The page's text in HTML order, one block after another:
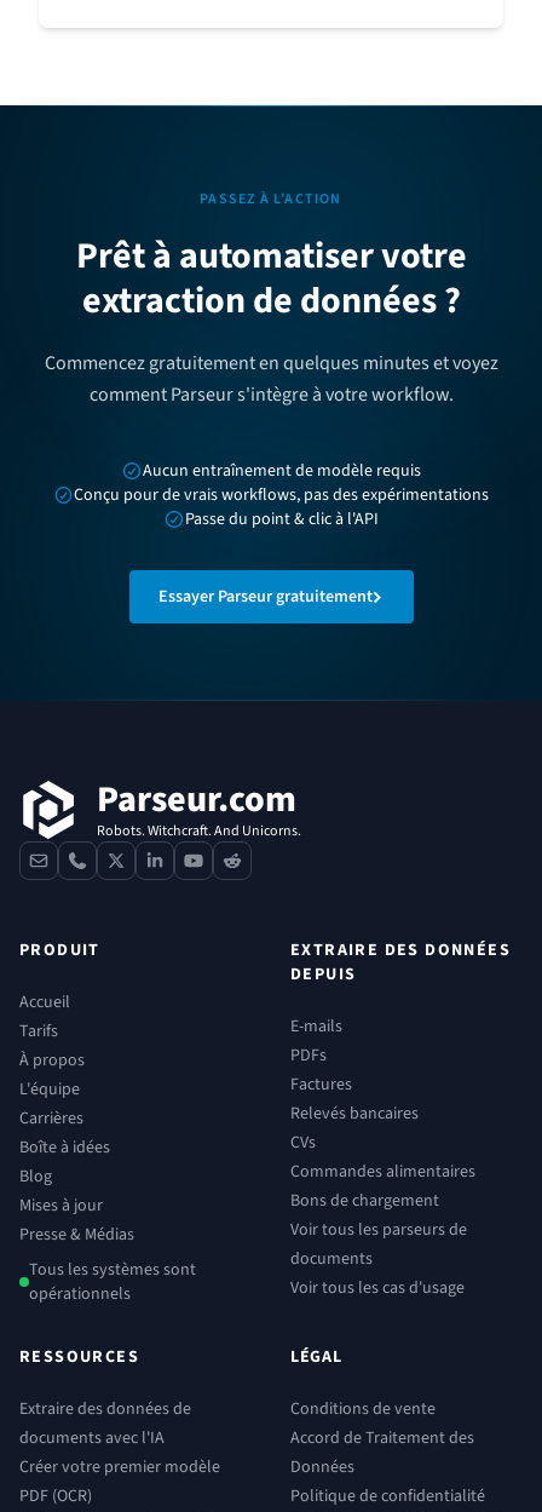
PASSEZ À L’ACTION
Prêt à automatiser votre
extraction de données ?
Commencez gratuitement en quelques minutes et voyez
comment Parseur s'intègre à votre workflow.
Aucun entraînement de modèle requis
Conçu pour de vrais workflows, pas des expérimentations
Passe du point & clic à l'API
Essayer Parseur gratuitement
Parseur.com
Robots. Witchcraft. And Unicorns.
contactphone
x linkedinyoutube
reddit
PRODUIT
Accueil
Tarifs
À propos
L'équipe
Carrières
Boîte à idées
Blog
Mises à jour
Presse & Médias
Tous les systèmes sont
opérationnels
EXTRAIRE DES DONNÉES
DEPUIS
E-mails
PDFs
Factures
Relevés bancaires
CVs
Commandes alimentaires
Bons de chargement
Voir tous les parseurs de
documents
Voir tous les cas d'usage
RESSOURCES
Extraire des données de
documents avec l'IA
Créer votre premier modèle
PDF (OCR)
LÉGAL
Conditions de vente
Accord de Traitement des
Données
Politique de confidentialité